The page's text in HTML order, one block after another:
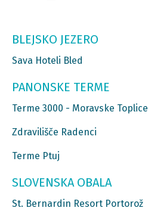
BLEJSKO JEZERO
Sava Hoteli Bled
PANONSKE TERME
Terme 3000 - Moravske Toplice
Zdravilišče Radenci
Terme Ptuj
SLOVENSKA OBALA
St. Bernardin Resort Portorož